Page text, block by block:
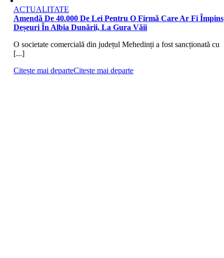
ACTUALITATE
Amendă De 40.000 De Lei Pentru O Firmă Care Ar Fi Împins
Deșeuri În Albia Dunării, La Gura Văii
O societate comercială din județul Mehedinți a fost sancționată cu
[...]
Citește mai departeCitește mai departe